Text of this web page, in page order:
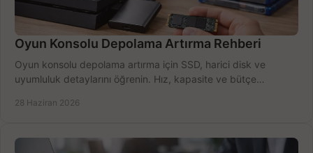
Oyun Konsolu Depolama Artırma Rehberi
Oyun konsolu depolama artırma için SSD, harici disk ve
uyumluluk detaylarını öğrenin. Hız, kapasite ve bütçe
28 Haziran 2026